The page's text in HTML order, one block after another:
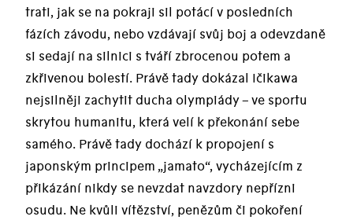
trati, jak se na pokraji sil potácí v posledních
fázích závodu, nebo vzdávají svůj boj a odevzdaně
si sedají na silnici s tváří zbrocenou potem a
zkřivenou bolestí. Právě tady dokázal Ičikawa
nejsilněji zachytit ducha olympiády – ve sportu
skrytou humanitu, která velí k překonání sebe
samého. Právě tady dochází k propojení s
japonským principem „jamato“, vycházejícím z
přikázání nikdy se nevzdat navzdory nepřízni
osudu. Ne kvůli vítězství, penězům či pokoření